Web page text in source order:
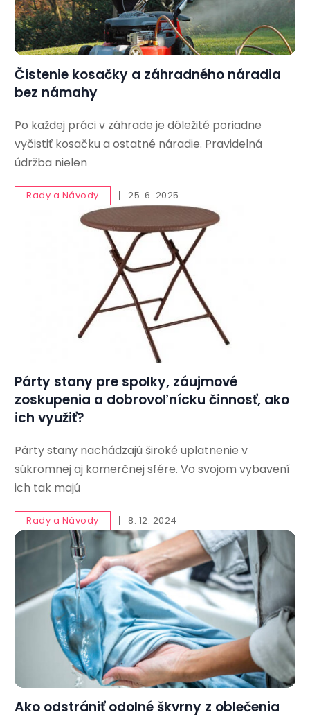
Čistenie kosačky a záhradného náradia
bez námahy
Po každej práci v záhrade je dôležité poriadne
vyčistiť kosačku a ostatné náradie. Pravidelná
údržba nielen
Rady a Návody 25. 6. 2025
Párty stany pre spolky, záujmové
zoskupenia a dobrovoľnícku činnosť, ako
ich využiť?
Párty stany nachádzajú široké uplatnenie v
súkromnej aj komerčnej sfére. Vo svojom vybavení
ich tak majú
Rady a Návody 8. 12. 2024
Ako odstrániť odolné škvrny z oblečenia